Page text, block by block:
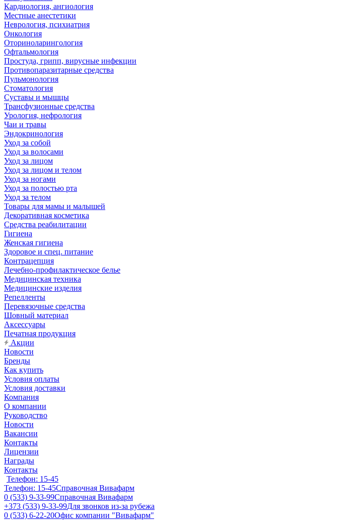
Кардиология, ангиология
Местные анестетики
Неврология, психиатрия
Онкология
Оториноларингология
Офтальмология
Простуда, грипп, вирусные инфекции
Противопаразитарные средства
Пульмонология
Стоматология
Суставы и мышцы
Трансфузионные средства
Урология, нефрология
Чаи и травы
Эндокринология
Уход за собой
Уход за волосами
Уход за лицом
Уход за лицом и телом
Уход за ногами
Уход за полостью рта
Уход за телом
Товары для мамы и малышей
Декоративная косметика
Средства реабилитации
Гигиена
Женская гигиена
Здоровое и спец. питание
Контрацепция
Лечебно-профилактическое белье
Медицинская техника
Медицинские изделия
Репелленты
Перевязочные средства
Шовный материал
Аксессуары
Печатная продукция
Акции
Новости
Бренды
Как купить
Условия оплаты
Условия доставки
Компания
О компании
Руководство
Новости
Вакансии
Контакты
Лицензии
Награды
Контакты
Телефон: 15-45
Телефон: 15-45Справочная Вивафарм
0 (533) 9-33-99Справочная Вивафарм
+373 (533) 9-33-99Для звонков из-за рубежа
0 (533) 6-22-20Офис компании "Вивафарм"